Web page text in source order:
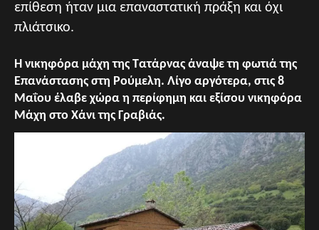
επίθεση ήταν μια επαναστατική πράξη και όχι
πλιάτσικο.
Η νικηφόρα μάχη της Τατάρνας άναψε τη φωτιά της
Επανάστασης στη Ρούμελη. Λίγο αργότερα, στις 8
Μαΐου έλαβε χώρα η περίφημη και εξίσου νικηφόρα
Μάχη στο Χάνι της Γραβιάς.